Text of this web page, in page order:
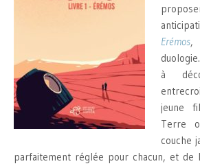
Erémos,
à
jeune
Terre
couche
parfaitement réglée pour chacun, et de